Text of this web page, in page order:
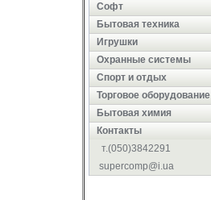
Софт
Бытовая техника
Игрушки
Охранные системы
Cпорт и отдых
Торговое оборудование
Бытовая химия
Контакты
т.(050)3842291
supercomp@i.ua